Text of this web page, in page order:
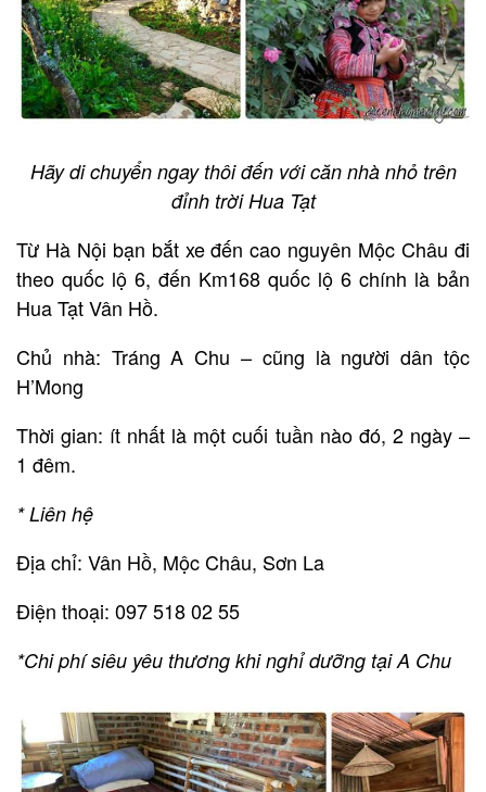
Hãy di chuyển ngay thôi đến với căn nhà nhỏ trên
đỉnh trời Hua Tạt
Từ Hà Nội bạn bắt xe đến cao nguyên Mộc Châu đi
theo quốc lộ 6, đến Km168 quốc lộ 6 chính là bản
Hua Tạt Vân Hồ.
Chủ nhà: Tráng A Chu – cũng là người dân tộc
H’Mong
Thời gian: ít nhất là một cuối tuần nào đó, 2 ngày –
1 đêm.
* Liên hệ
Địa chỉ: Vân Hồ, Mộc Châu, Sơn La
Điện thoại: 097 518 02 55
*Chi phí siêu yêu thương khi nghỉ dưỡng tại A Chu